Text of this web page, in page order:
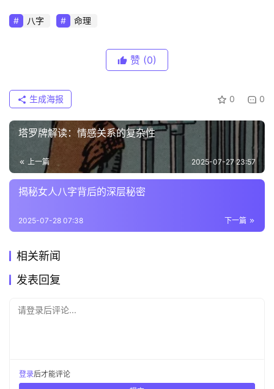
八字 命理
赞 (0)
0 0
生成海报
塔罗牌解读：情感关系的复杂性
上一篇 2025-07-27 23:57
揭秘女人八字背后的深层秘密
下一篇
2025-07-28 07:38
相关新闻
发表回复
请登录后评论...
登录后才能评论